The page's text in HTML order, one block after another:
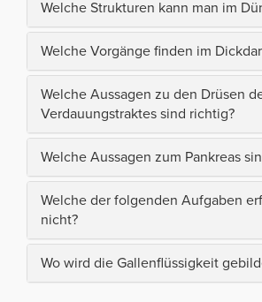
Welche Strukturen kann man im
Welche Vorgänge finden im
Welche Aussagen zu den Drüsen
Verdauungstraktes sind richtig?
Welche Aussagen zum Pankreas
Welche der folgenden Aufgaben
nicht?
Wo wird die Gallenflüssigkeit